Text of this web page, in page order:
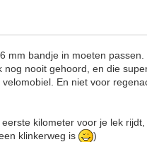
mm bandje in moeten passen.
nooit gehoord, en die
En niet voor
kilometer voor je lek rijdt,
klinkerweg is
)